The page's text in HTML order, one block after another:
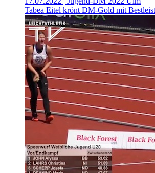
Tabea Eitel krönt DM-Gold mit